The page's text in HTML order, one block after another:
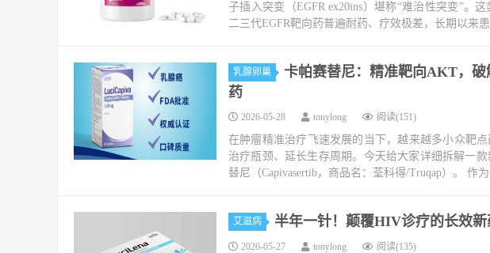
子插入突变（EGFR ex20ins）堪称“难治性突变”。
二三代EGFR靶向药普遍耐药、疗效极差，长期以来
乳腺卵巢
卡帕赛替尼：精准靶向AKT，
药
2026-05-28 tonylong 阅读(151)
在肿瘤精准治疗飞速发展的当下，越来越多小众靶
治疗瓶颈、延长生存周期。今天给大家详细拆解一
替尼（Capivasertib，商品名：荃科得/Truqap）。 作
艾滋病 半年一针！颠覆HIV诊疗的长效
2026-05-27 tonylong 阅读(135)